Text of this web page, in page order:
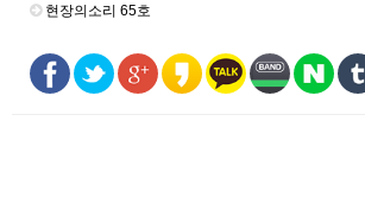
현장의소리 65호